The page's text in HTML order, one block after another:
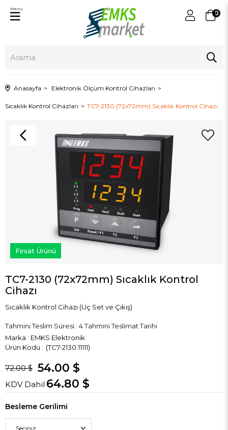
0
Menu
Anasayfa Elektronik Ölçüm Kontrol Cihazları
Sıcaklık Kontrol Cihazları TC7-2130 (72x72mm) Sıcaklık Kontrol Cihazı
Fırsat Ürünü
TC7-2130 (72x72mm) Sıcaklık Kontrol
Cihazı
Sıcaklık Kontrol Cihazı (Üç Set ve Çıkış)
Tahmini Teslim Süresi : 4 Tahmini Teslimat Tarihi
Marka : EMKS Elektronik
(TC7-2130.11111)
72.00 $ 54.00 $
KDV Dahil 64.80 $
Besleme Gerilimi